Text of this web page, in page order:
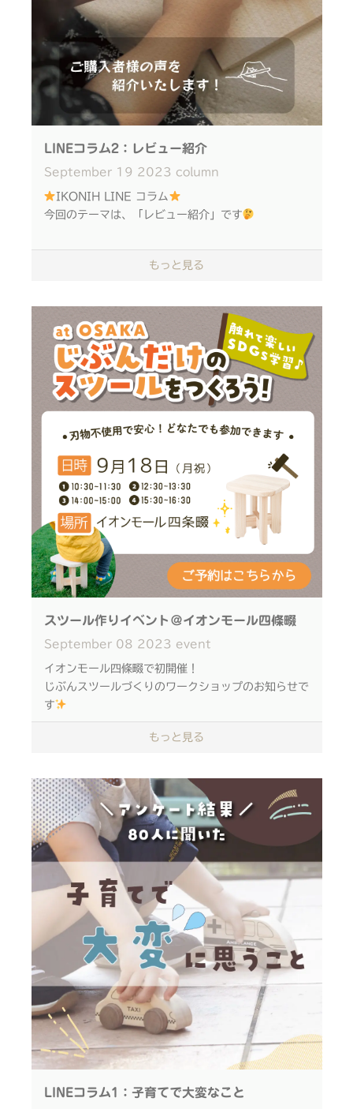
③13：30～14：30
④15：00～16：00
※予約優先。お子様から大人まで参加できます
参加費 2,000円（税込）/個
会場 花園中央公園
IKONIH出展ブース：多目的広場A44
お問合せ先
mail info@ikonih.jp
tel 06-6260-7152（IKONIHサポートデスク）
田）
申込：下記リンクから、LINEに友だち追加の上お
申込みください。
＜＜申込はこちら＞＞
リンク先は、QRコードからもアクセスいただけま
す。
※既に友だちの方はトーク画面に「花園」と記入のう
え・送信してください。
※未就学児のご参加は、必ず保護者の方の同伴をお願
※木工体験は悪天候の場合、中止の可能性もありま
す。ご了承くださいませ。
※本イベント会場には駐車場がございません。公共交
通機関をご利用ください。
＜＜花園エキスポ公式サイト＞＞
LINEコラム2：レビュー紹介
September 19 2023 column
IKONIH LINE コラム
今回のテーマは、「レビュー紹介」です
お客様から頂きましたレビューをご紹介いたします！
＜＜こちら＞＞
もっと見る
スツール作りイベント＠イオンモール四條畷
September 08 2023 event
イオンモール四條畷で初開催！
じぶんスツールづくりのワークショップのお知らせで
す
木を削り、檜の香りを楽しんでいただく親子DIYです
椅子としてはもちろん、インテリアとしても長く愛用
していただけます
◎のこぎりなどの刃物は使用なし！
◎持ち帰りバッグ付き！
日時 2023年9月18日（月）
①10：30～11：30
②12：30～13：30
③14：00～15：00
④15：30～16：30
※予約優先。お子様から大人まで参加できます
参加費 2,000円（税込）/個
各回30名様
会場 イオンモール四條畷 1階 風のコート
もっと見る
LINEコラム1：子育てで大変なこと